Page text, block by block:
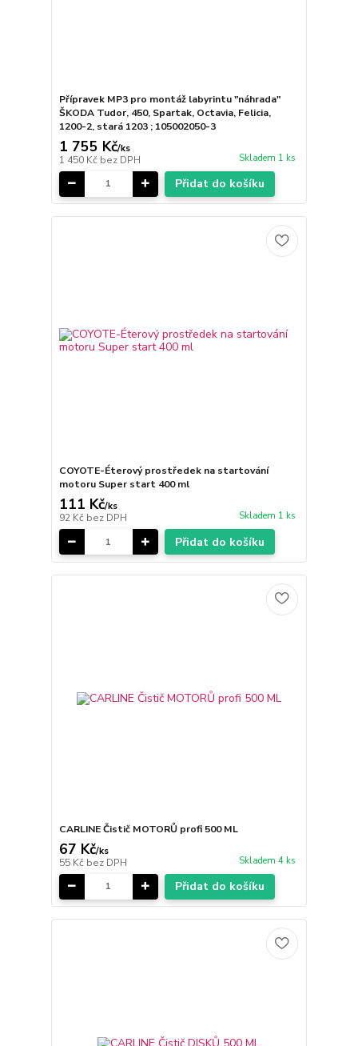
Přípravek MP3 pro montáž labyrintu "náhrada"
ŠKODA Tudor, 450, Spartak, Octavia, Felicia,
1200-2, stará 1203 ; 105002050-3
1 755 Kč/ks
1 450 Kč bez DPH Skladem 1 ks
Přidat do košíku
COYOTE-Éterový prostředek na startování
motoru Super start 400 ml
111 Kč/ks
92 Kč bez DPH Skladem 1 ks
Přidat do košíku
CARLINE Čistič MOTORŮ profi 500 ML
67 Kč/ks
55 Kč bez DPH Skladem 4 ks
Přidat do košíku